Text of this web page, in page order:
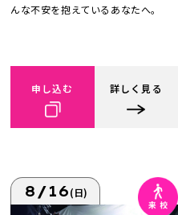
んな不安を抱えているあなたへ。
申し込む 詳しく見る
8/16(日)